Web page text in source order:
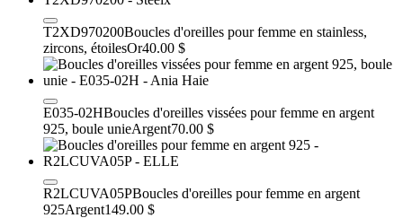
T2XD970200Boucles d'oreilles pour femme en stainless,
zircons, étoilesOr40.00 $
E035-02HBoucles d'oreilles vissées pour femme en argent
925, boule unieArgent70.00 $
R2LCUVA05PBoucles d'oreilles pour femme en argent
925Argent149.00 $